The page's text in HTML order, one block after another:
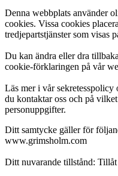
Denna webbplats använder
cookies. Vissa cookies
tredjepartstjänster som visas
Du kan ändra eller dra
cookie-förklaringen på vår
Läs mer i vår
du kontaktar oss och på
personuppgifter.
Ditt samtycke gäller för
www.grimsholm.com
Ditt nuvarande tillstånd: Tillåt